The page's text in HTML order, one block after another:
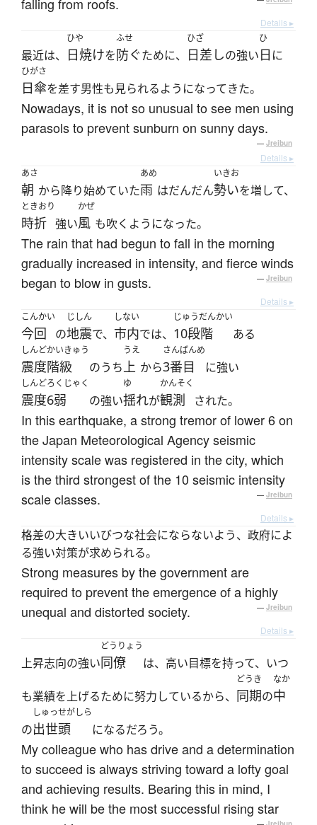
Details ▸
最近は、
ひや
日焼けを
ふせ
防ぐために、
ひざ
日差しの強い
ひ
日 に
ひがさ
日傘を差す男性も見られるようになってきた。
Nowadays, it is not so unusual to see men using
parasols to prevent sunburn on sunny days.
— Jreibun
Details ▸
あさ
朝 から降り始めていた
あめ
雨 はだんだん
いきお
勢いを増して、
ときおり
時折 強い
かぜ
風 も吹くようになった。
The rain that had begun to fall in the morning
gradually increased in intensity, and fierce winds
began to blow in gusts.
— Jreibun
Details ▸
こんかい
今回 の
じしん
地震で、
しない
市内では、
じゅうだんかい
10段階 ある
しんどかいきゅう
震度階級 のうち
うえ
上 から
さんばんめ
3番目 に強い
しんどろくじゃく
震度6弱 の強い
ゆ
揺れが
かんそく
観測 された。
In this earthquake, a strong tremor of lower 6 on
the Japan Meteorological Agency seismic
intensity scale was registered in the city, which
is the third strongest of the 10 seismic intensity
scale classes.
— Jreibun
Details ▸
格差の大きいいびつな社会にならないよう、政府によ
る強い対策が求められる。
Strong measures by the government are
required to prevent the emergence of a highly
unequal and distorted society.
— Jreibun
Details ▸
上昇志向の強い
どうりょう
同僚 は、高い目標を持って、いつ
も業績を上げるために努力しているから、
どうき
同期の
なか
中
の
しゅっせがしら
出世頭 になるだろう。
My colleague who has drive and a determination
to succeed is always striving toward a lofty goal
and achieving results. Bearing this in mind, I
think he will be the most successful rising star